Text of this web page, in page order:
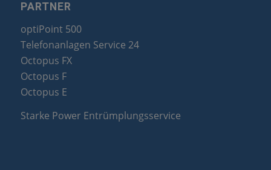
PARTNER
optiPoint 500
Telefonanlagen Service 24
Octopus FX
Octopus F
Octopus E
Starke Power Entrümplungsservice